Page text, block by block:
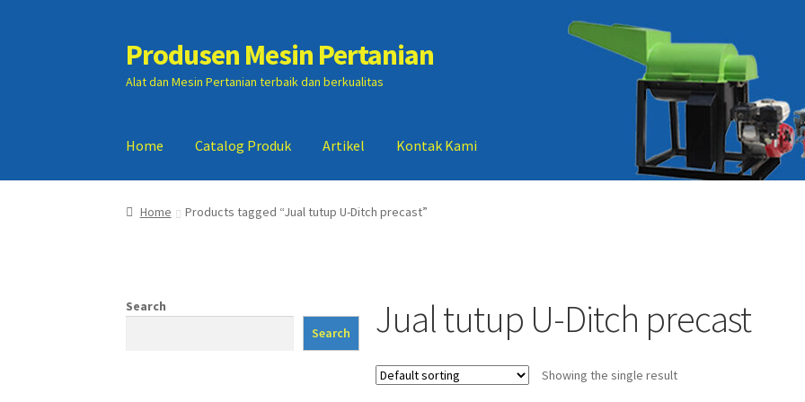
Skip
to
navigation
Skip
to
content
Produsen Mesin Pertanian
Alat dan Mesin Pertanian terbaik dan berkualitas
Home Catalog Produk Artikel Kontak Kami
Home Artikel Cart Checkout Kontak Kami My account
Home Products tagged “Jual tutup U-Ditch precast”
Jual tutup U-Ditch precast
Showing the single result
Search
Search